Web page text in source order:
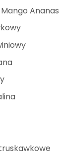
Ananas